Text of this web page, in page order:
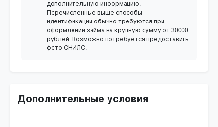
дополнительную информацию.
Перечисленные выше способы
идентификации обычно требуются при
оформлении займа на крупную сумму от 30000
рублей. Возможно потребуется предоставить
фото СНИЛС.
Дополнительные условия